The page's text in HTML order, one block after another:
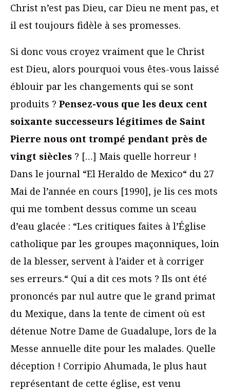
Christ n’est pas Dieu, car Dieu ne ment pas, et
il est toujours fidèle à ses promesses.
Si donc vous croyez vraiment que le Christ
est Dieu, alors pourquoi vous êtes-vous laissé
éblouir par les changements qui se sont
produits ? Pensez-vous que les deux cent
soixante successeurs légitimes de Saint
Pierre nous ont trompé pendant près de
vingt siècles ? […] Mais quelle horreur !
Dans le journal “El Heraldo de Mexico“ du 27
Mai de l’année en cours [1990], je lis ces mots
qui me tombent dessus comme un sceau
d’eau glacée : “Les critiques faites à l’Église
catholique par les groupes maçonniques, loin
de la blesser, servent à l’aider et à corriger
ses erreurs.“ Qui a dit ces mots ? Ils ont été
prononcés par nul autre que le grand primat
du Mexique, dans la tente de ciment où est
détenue Notre Dame de Guadalupe, lors de la
Messe annuelle dite pour les malades. Quelle
déception ! Corripio Ahumada, le plus haut
représentant de cette église, est venu